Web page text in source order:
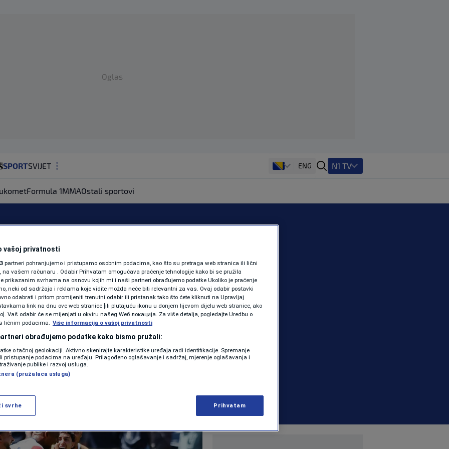
Oglas
SPORTSVIJET
ZDRAVLJE
SHOWBIZ
KOLUMNE
PODCAST
N1 SPECIJAL
FENOMENI
NEISTRAŽENO
VIRALNO
VIDEO
ENG N1 TV
Formula 1MMAOstali sportovi
dva američka
nakon
Belgije
NOGOMET | 0 komentara
Više
vašoj privatnosti
partneri pohranjujemo i pristupamo osobnim podacima, kao što su pretraga web stranica ili lični
na vašem računaru . Odabir Prihvatam omogućava praćenje tehnologije kako bi se pružila
prikazanim svrhama na osnovu kojih mi i naši partneri obrađujemo podatke Ukoliko je praćenje
neki od sadržaja i reklama koje vidite možda neće biti relevantni za vas. Ovaj odabir postavki
odabrati i pritom promijeniti trenutni odabir ili pristanak tako što ćete kliknuti na Upravljaj
link na dnu ove web stranice [ili plutajuću ikonu u donjem lijevom dijelu web stranice, ako
Vaš odabir će se mijenjati u okviru našeg Wеб локација. Za više detalja, pogledajte Uredbu o
ličnim podacima. Više informacija o vašoj privatnosti
obrađujemo podatke kako bismo pružali:
o tačnoj geolokaciji. Aktivno skenirajte karakteristike uređaja radi identifikacije. Spremanje
pristupanje podacima na uređaju. Prilagođeno oglašavanje i sadržaj, mjerenje oglašavanja i
publike i razvoj usluga.
(pružalaca usluga)
svrhe Prihvatam